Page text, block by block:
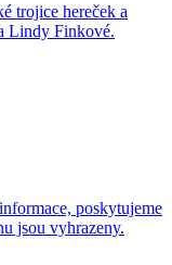
trojice hereček a
Lindy Finkové.
poskytujeme
jsou vyhrazeny.